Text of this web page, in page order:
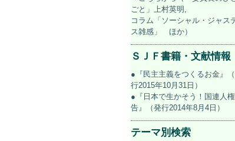
ごと」上村英明,
コラム「ソーシャル・ジャス
ス雑感」 ほか）
ＳＪＦ書籍・文献情報
●『民主主義をつくるお金』
行2015年10月31日）
●『日本で生かそう！国連人
告』（発行2014年8月4日）
テーマ別検索